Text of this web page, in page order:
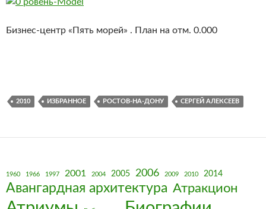
Бизнес-центр «Пять морей» . План на отм. 0.000
2010 ИЗБРАННОЕ РОСТОВ-НА-ДОНУ СЕРГЕЙ АЛЕКСЕЕВ
1960 1966 1997 2001 2004 2005 2006 2009 2010 2014
Авангардная архитектура Атракцион